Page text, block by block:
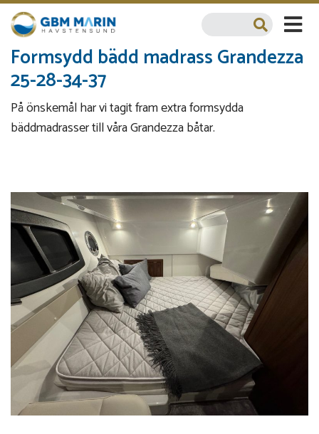
Formsydd bädd madrass Grandezza
25-28-34-37
På önskemål har vi tagit fram extra formsydda
bäddmadrasser till våra Grandezza båtar.